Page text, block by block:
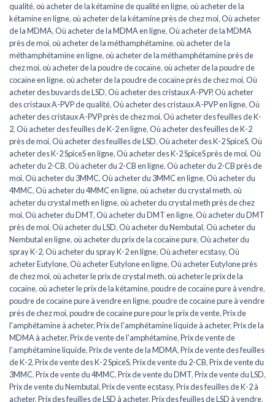
qualité,où acheter de la kétamine de qualité en ligne,où acheter de la
kétamine en ligne,où acheter de la kétamine près de chez moi,Où acheter
de la MDMA,Où acheter de la MDMA en ligne,Où acheter de la MDMA
près de moi,où acheter de la méthamphétamine,où acheter de la
méthamphétamine en ligne,où acheter de la méthamphétamine près de
chez moi,où acheter de la poudre de cocaïne,où acheter de la poudre de
cocaïne en ligne,où acheter de la poudre de cocaïne près de chez moi,Où
acheter des buvards de LSD,Où acheter des cristaux A-PVP,Où acheter
des cristaux A-PVP de qualité,Où acheter des cristaux A-PVP en ligne,Où
acheter des cristaux A-PVP près de chez moi,Où acheter des feuilles de K-
2,Où acheter des feuilles de K-2 en ligne,Où acheter des feuilles de K-2
près de moi,Où acheter des feuilles de LSD,Où acheter des K-2 SpiceS,Où
acheter des K-2 SpiceS en ligne,Où acheter des K-2 SpiceS près de moi,Où
acheter du 2-CB,Où acheter du 2-CB en ligne,Où acheter du 2-CB près de
moi,Où acheter du 3MMC,Où acheter du 3MMC en ligne,Où acheter du
4MMC,Où acheter du 4MMC en ligne,où acheter du crystal meth,où
acheter du crystal meth en ligne,où acheter du crystal meth près de chez
moi,Où acheter du DMT,Où acheter du DMT en ligne,Où acheter du DMT
près de moi,Où acheter du LSD,Où acheter du Nembutal,Où acheter du
Nembutal en ligne,où acheter du prix de la cocaïne pure,Où acheter du
spray K-2,Où acheter du spray K-2 en ligne,Où acheter ecstasy,Où
acheter Eutylone,Où acheter Eutylone en ligne,Où acheter Eutylone près
de chez moi,où acheter le prix de crystal meth,où acheter le prix de la
cocaïne,où acheter le prix de la kétamine,poudre de cocaïne pure à vendre,
poudre de cocaïne pure à vendre en ligne,poudre de cocaïne pure à vendre
près de chez moi,poudre de cocaïne pure pour le prix de vente,Prix de
l'amphétamine à acheter,Prix de l'amphétamine liquide à acheter,Prix de la
MDMA à acheter,Prix de vente de l'amphétamine,Prix de vente de
l'amphétamine liquide,Prix de vente de la MDMA,Prix de vente des feuilles
de K-2,Prix de vente des K-2 SpiceS,Prix de vente du 2-CB,Prix de vente du
3MMC,Prix de vente du 4MMC,Prix de vente du DMT,Prix de vente du LSD,
Prix de vente du Nembutal,Prix de vente ecstasy,Prix des feuilles de K-2 à
acheter,Prix des feuilles de LSD à acheter,Prix des feuilles de LSD à vendre,